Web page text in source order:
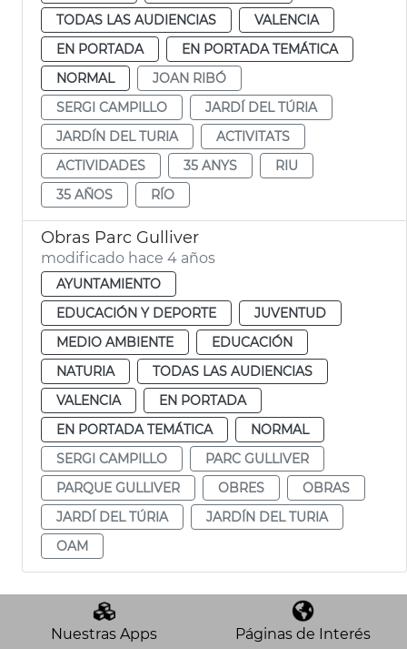
TODAS LAS AUDIENCIAS
VALENCIA
EN PORTADA
EN PORTADA TEMÁTICA
NORMAL
JOAN RIBÓ
SERGI CAMPILLO
JARDÍ DEL TÚRIA
JARDÍN DEL TURIA
ACTIVITATS
ACTIVIDADES
35 ANYS
RIU
35 AÑOS
RÍO
Obras Parc Gulliver
modificado hace 4 años
AYUNTAMIENTO
EDUCACIÓN Y DEPORTE
JUVENTUD
MEDIO AMBIENTE
EDUCACIÓN
NATURIA
TODAS LAS AUDIENCIAS
VALENCIA
EN PORTADA
EN PORTADA TEMÁTICA
NORMAL
SERGI CAMPILLO
PARC GULLIVER
PARQUE GULLIVER
OBRES
OBRAS
JARDÍ DEL TÚRIA
JARDÍN DEL TURIA
OAM
Nuestras Apps Páginas de Interés